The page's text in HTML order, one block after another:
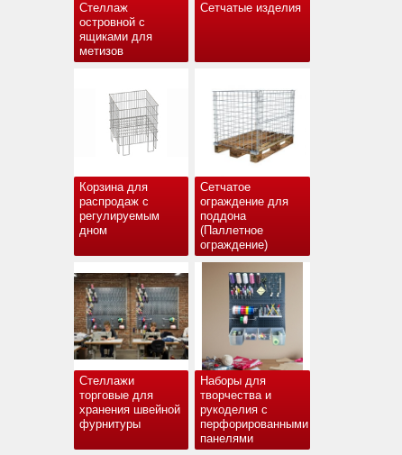
Стеллаж
островной с
ящиками для
метизов
Сетчатые изделия
Корзина для
распродаж с
регулируемым
дном
Сетчатое
ограждение для
поддона
(Паллетное
ограждение)
Стеллажи
торговые для
хранения швейной
фурнитуры
Наборы для
творчества и
рукоделия с
перфорированными
панелями